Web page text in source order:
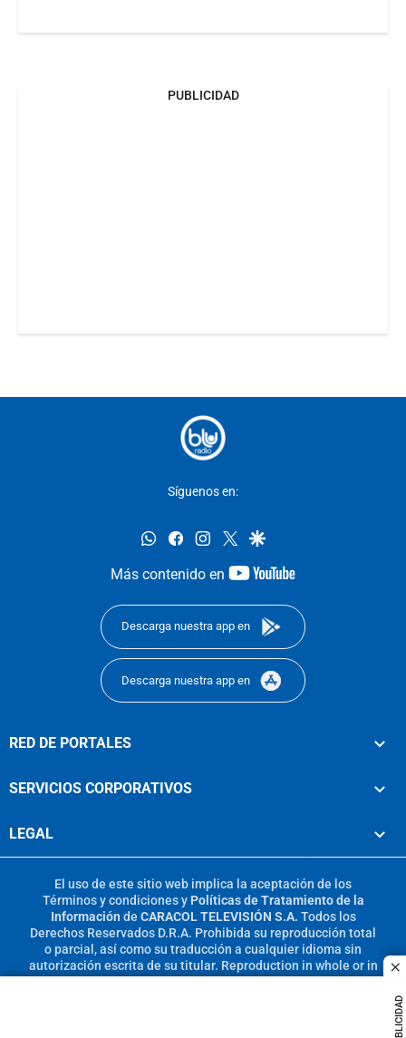
PUBLICIDAD
PUBLICIDAD
Síguenos en:
whatsappfacebookinstagram
twittergoogle
Más contenido en
youtube-
Descarga nuestra app en
Descarga nuestra app en
RED DE PORTALES
SERVICIOS CORPORATIVOS
LEGAL
El uso de este sitio web implica la aceptación de los
Términos y condicionesy Políticas de Tratamiento de la
Información de CARACOL TELEVISIÓN S.A. Todos los
Derechos Reservados D.R.A. Prohibida su reproducción total
o parcial, así como su traducción a cualquier idioma sin
autorización escrita de su titular. Reproduction in whole or in